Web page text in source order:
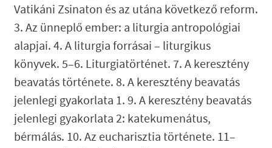
Vatikáni Zsinaton és az utána következő reform.
3. Az ünneplő ember: a liturgia antropológiai
alapjai. 4. A liturgia forrásai – liturgikus
könyvek. 5–6. Liturgiatörténet. 7. A keresztény
beavatás története. 8. A keresztény beavatás
jelenlegi gyakorlata 1. 9. A keresztény beavatás
jelenlegi gyakorlata 2: katekumenátus,
bérmálás. 10. Az eucharisztia története. 11–